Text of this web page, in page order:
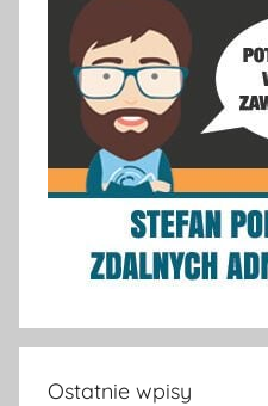
Ostatnie wpisy